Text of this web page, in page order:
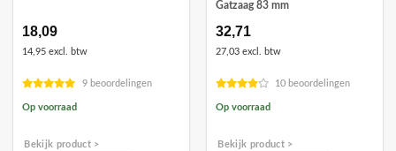
18,09
14,95 excl. btw
9 beoordelingen
Op voorraad
Bekijk product >
Gatzaag 83 mm
32,71
27,03 excl. btw
10 beoordelingen
Op voorraad
Bekijk product >